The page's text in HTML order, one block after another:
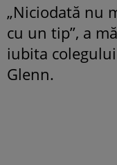
„Niciodată nu
cu un tip”, a
iubita
Glenn.